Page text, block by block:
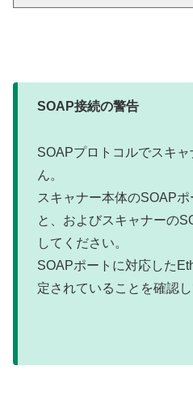
SOAP接続の警告
SOAPプロトコルでスキ
ん。
スキャナー本体のSOAP
と、およびスキャナーの
してください。
SOAPポートに対応した
定されていることを確認し